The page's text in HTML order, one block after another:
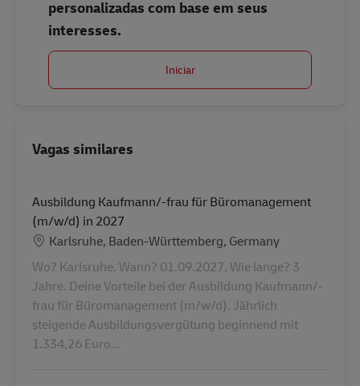
personalizadas com base em seus
interesses.
Iniciar
Vagas similares
Ausbildung Kaufmann/-frau für Büromanagement
(m/w/d) in 2027
Localização
Karlsruhe, Baden-Württemberg, Germany
Wo? Karlsruhe. Wann? 01.09.2027. Wie lange? 3
Jahre. Deine Vorteile bei der Ausbildung Kaufmann/-
frau für Büromanagement (m/w/d). Jährlich
steigende Ausbildungsvergütung beginnend mit
1.334,26 Euro...